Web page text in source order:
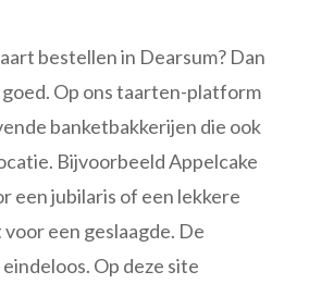
bestellen in Dearsum? Dan
goed. Op ons taarten-platform
banketbakkerijen die ook
Bijvoorbeeld Appelcake
een jubilaris of een lekkere
een geslaagde. De
Op deze site